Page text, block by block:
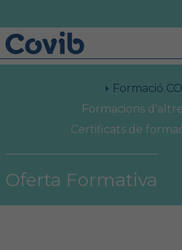
Contrassenya
HOME
Organigrama
Comissions assessores
Formació
Formacions
Certificats de
Oferta Formativa